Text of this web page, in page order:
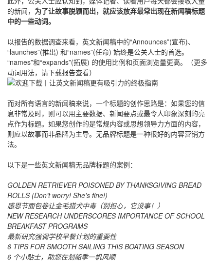
的新闻， 为了让故事脱颖而出，就应该放弃最常出现在新闻稿标题
中的一些动词。
以报告的数据调查来看，英文新闻稿中的“Announces”(宣布)、
“launches”(推出) 和“names”(任命) 始终是公关人士的首选。
“names”和“expands”(拓展) 的使用比例和页面浏览量更高。（更多
动词用法，请下载报告查看）
而对所有语言的新闻稿来说，一个标题的创作思路是：如果您的信
息非常及时，则可以用主要数据、新闻要点或最令人印象深刻的亮
点作为标题。如果您创作的是常规内容或思想领导力方面的内容，
则应以故事而非品牌为主导。无品牌标题是一种很好的内容营销方
法。
以下是一些英文新闻稿无品牌标题的案例：
GOLDEN RETRIEVER POISONED BY THANKSGIVING BREAD
ROLLS (Don’t worry! She’s fine!)
感恩节面包卷让金毛猎犬中毒（别担心，它没事！）
NEW RESEARCH UNDERSCORES IMPORTANCE OF SCHOOL
BREAKFAST PROGRAMS
最新研究强调学校早餐计划的重要性
6 TIPS FOR SMOOTH SAILING THIS BOATING SEASON
6 个小贴士，助您在划船季一帆风顺